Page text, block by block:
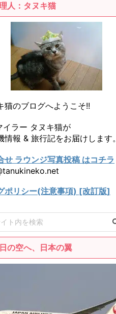
人：タヌキ猫
猫のブログへようこそ!!
イラー タヌキ猫が
情報 & 旅行記をお届けします。
せ ラウンジ写真投稿 はコチラ
ポリシー(注意事項) [改訂版]
の空へ、日本の翼